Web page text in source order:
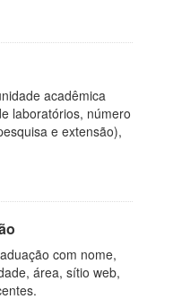
acadêmica
laboratórios, número
e extensão),
com nome,
área, sítio web,